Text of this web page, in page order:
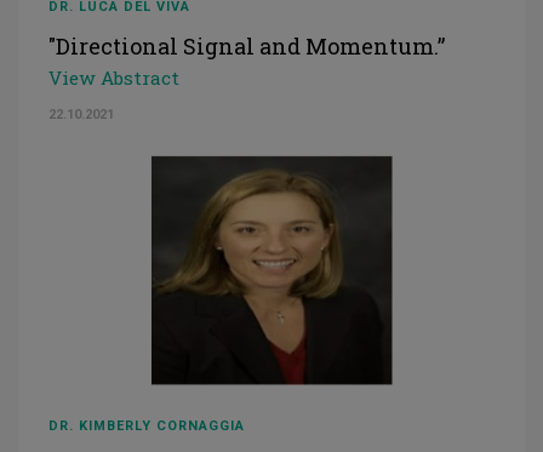
DR. LUCA DEL VIVA
"Directional Signal and Momentum.”
View Abstract
22.10.2021
DR. KIMBERLY CORNAGGIA